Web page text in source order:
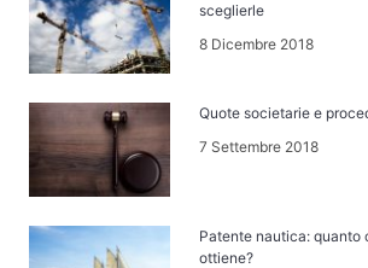
sceglierle
8 Dicembre 2018
Quote societarie e
7 Settembre 2018
Patente nautica: quanto
ottiene?